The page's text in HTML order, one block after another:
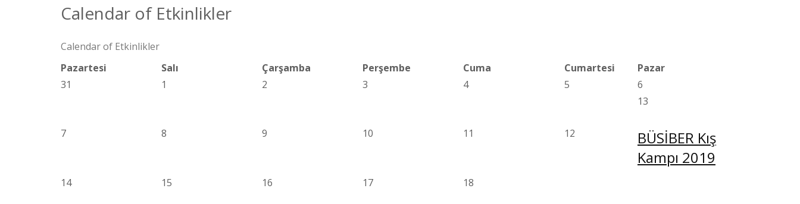
Calendar of Etkinlikler
Calendar of Etkinlikler
Pazartesi
Salı Çarşamba Perşembe Cuma Cumartesi
Pazar
31
1 2 3 4 5 6
7 8 9 10 11 12
13
BÜSİBER Kış
Kampı 2019
14 15 16 17 18